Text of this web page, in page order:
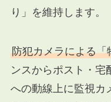
り」を維持します。
防犯カメラによる「
ンスからポスト・宅
への動線上に監視カ